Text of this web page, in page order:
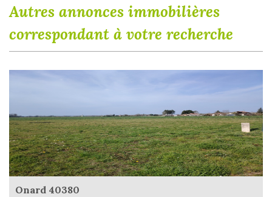
autres annonces immobilières
correspondant à votre recherche
Onard 40380